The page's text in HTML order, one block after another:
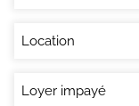
Location
Loyer impayé